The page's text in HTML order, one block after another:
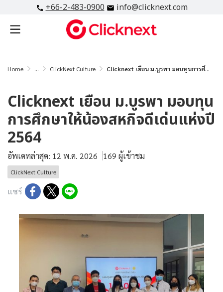
+66-2-483-0900 info@clicknext.com
Home ... ClickNext Culture Clicknext เยือน ม.บูรพา มอบทุนการศึกษาให้น้องสหกิจดีเด่นแห่งปี 2564
Clicknext เยือน ม.บูรพา มอบทุน
การศึกษาให้น้องสหกิจดีเด่นแห่งปี
2564
อัพเดทล่าสุด: 12 พ.ค. 2026 169 ผู้เข้าชม
ClickNext Culture
แชร์